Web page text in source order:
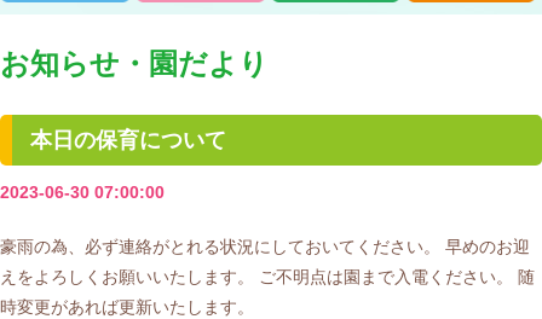
お知らせ・園だより
本日の保育について
2023-06-30 07:00:00
豪雨の為、必ず連絡がとれる状況にしておいてください。 早めのお迎
えをよろしくお願いいたします。 ご不明点は園まで入電ください。 随
時変更があれば更新いたします。